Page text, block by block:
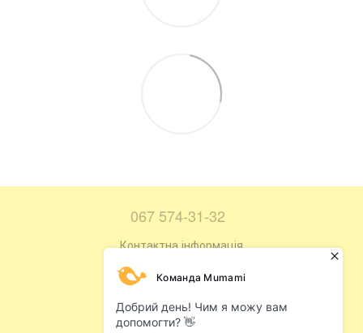
067 574-31-32
Контактна інформація
Повна версія сайту
Мапа сайту
© 2016—2026